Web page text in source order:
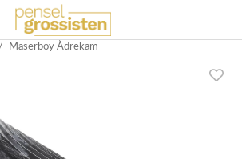
Maserboy Ådrekam